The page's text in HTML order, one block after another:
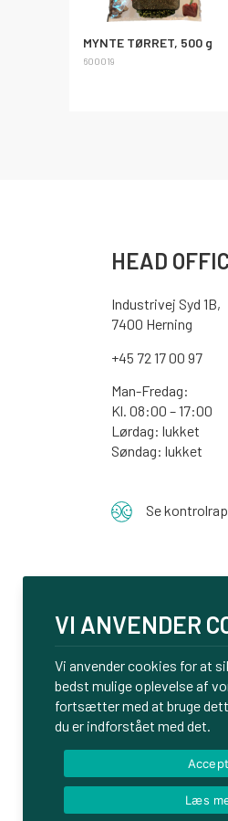
MYNTE TØRRET, 500 g
600019
HEAD
Industrivej Syd 1B,
7400 Herning
+45 72 17 00 97
Man-Fredag:
Kl. 08:00 – 17:00
Lørdag: lukket
Søndag: lukket
Se
VI ANVENDER
Vi anvender cookies for at
bedst mulige oplevelse af
fortsætter med at bruge
du er indforstået med det.
Læs